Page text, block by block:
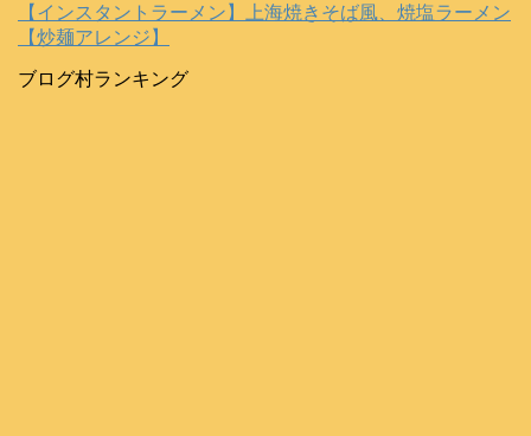
【インスタントラーメン】上海焼きそば風、焼塩ラーメン
【炒麺アレンジ】
ブログ村ランキング